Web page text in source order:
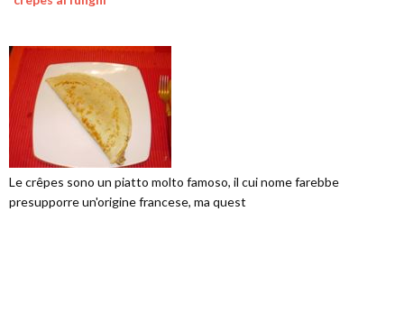
Le crêpes sono un piatto molto famoso, il cui nome farebbe
presupporre un'origine francese, ma quest